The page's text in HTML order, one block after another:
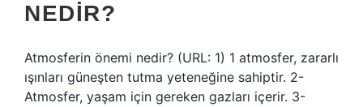
NEDIR?
Atmosferin önemi nedir? (URL: 1) 1 atmosfer, zararlı
ışınları güneşten tutma yeteneğine sahiptir. 2-
Atmosfer, yaşam için gereken gazları içerir. 3-